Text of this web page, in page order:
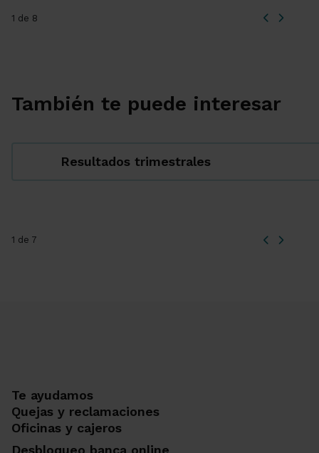
1 de 8
También te puede interesar
Resultados trimestrales
1 de 7
Te ayudamos
Quejas y reclamaciones
Oficinas y cajeros
Desbloqueo banca online